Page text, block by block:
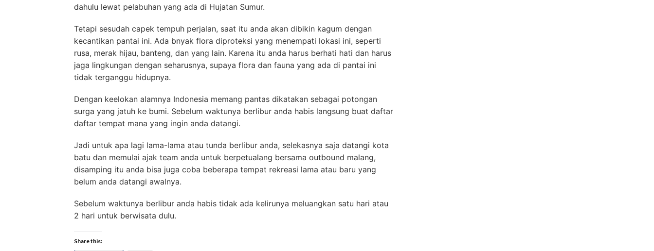
dahulu lewat pelabuhan yang ada di Hujatan Sumur.
Tetapi sesudah capek tempuh perjalan, saat itu anda akan dibikin kagum dengan
kecantikan pantai ini. Ada bnyak flora diproteksi yang menempati lokasi ini, seperti
rusa, merak hijau, banteng, dan yang lain. Karena itu anda harus berhati hati dan harus
jaga lingkungan dengan seharusnya, supaya flora dan fauna yang ada di pantai ini
tidak terganggu hidupnya.
Dengan keelokan alamnya Indonesia memang pantas dikatakan sebagai potongan
surga yang jatuh ke bumi. Sebelum waktunya berlibur anda habis langsung buat daftar
daftar tempat mana yang ingin anda datangi.
Jadi untuk apa lagi lama-lama atau tunda berlibur anda, selekasnya saja datangi kota
batu dan memulai ajak team anda untuk berpetualang bersama outbound malang,
disamping itu anda bisa juga coba beberapa tempat rekreasi lama atau baru yang
belum anda datangi awalnya.
Sebelum waktunya berlibur anda habis tidak ada kelirunya meluangkan satu hari atau
2 hari untuk berwisata dulu.
Share this: